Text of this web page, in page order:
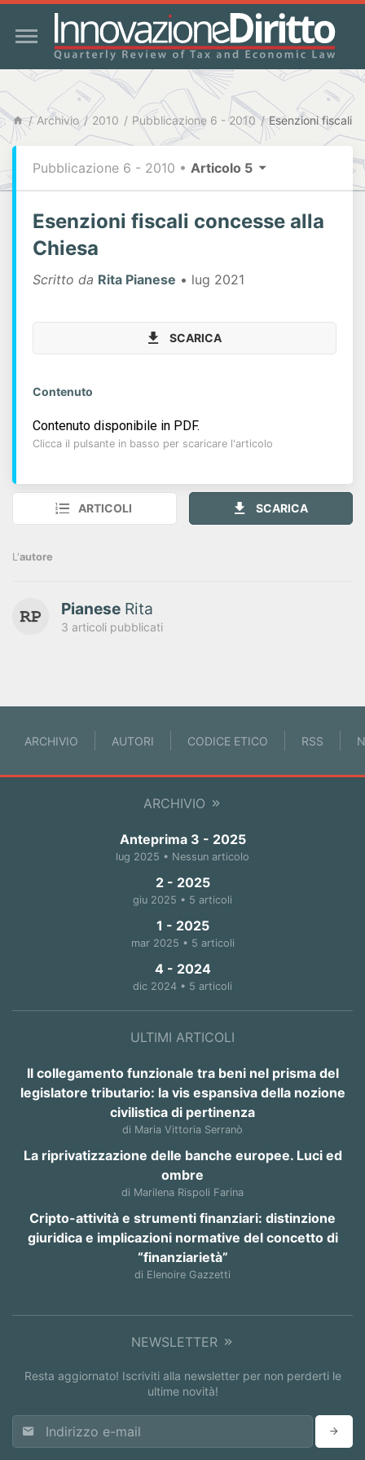
Archivio 2010 Pubblicazione 6 - 2010 Esenzioni fiscali
Pubblicazione 6 - 2010 • Articolo 5
Esenzioni fiscali concesse alla
Chiesa
Scritto da Rita Pianese • lug 2021
SCARICA
Contenuto
Contenuto disponibile in PDF.
Clicca il pulsante in basso per scaricare l'articolo
ARTICOLI SCARICA
L'autore
Pianese Rita
3 articoli pubblicati
ARCHIVIO AUTORI CODICE ETICO RSS
ARCHIVIO
Anteprima 3 - 2025
lug 2025 • Nessun articolo
2 - 2025
giu 2025 • 5 articoli
1 - 2025
mar 2025 • 5 articoli
4 - 2024
dic 2024 • 5 articoli
ULTIMI ARTICOLI
Il collegamento funzionale tra beni nel prisma del
legislatore tributario: la vis espansiva della nozione
civilistica di pertinenza
di Maria Vittoria Serranò
La riprivatizzazione delle banche europee. Luci ed
ombre
di Marilena Rispoli Farina
Cripto-attività e strumenti finanziari: distinzione
giuridica e implicazioni normative del concetto di
“finanziarietà”
di Elenoire Gazzetti
NEWSLETTER
Resta aggiornato! Iscriviti alla newsletter per non perderti le
ultime novità!